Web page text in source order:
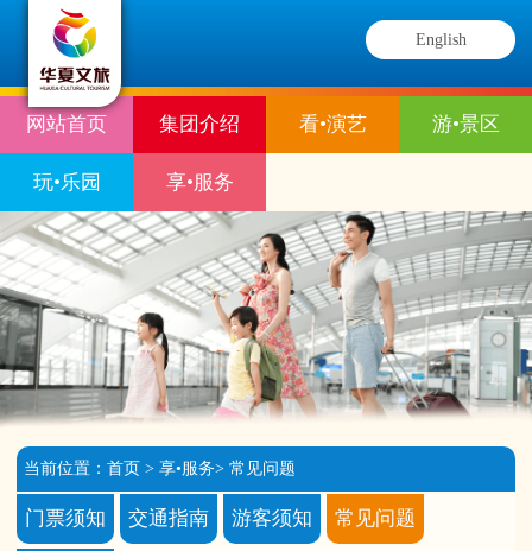
English
网站首页 集团介绍 看•演艺 游•景区
玩•乐园 享•服务
当前位置： 首页 > 享•服务> 常见问题
门票须知 交通指南 游客须知 常见问题